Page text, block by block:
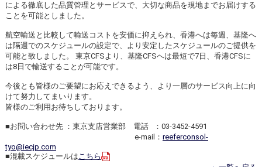
による徹底した品質管理とサービスで、大切な商品を現地までお届けする
ことを可能としました。
航空輸送と比較して輸送コストを安価に抑えられ、香港へは毎週、基隆へ
は隔週でのスケジュールの設定で、より安定したスケジュールのご提供を
可能と致しました。 東京CFSより、基隆CFSへは最短で7日、香港CFSに
は8日で輸送することが可能です。
今後とも皆様のご要望にお応えできるよう、より一層のサービス向上に向
けて努力してまいります。
皆様のご利用お待ちしております。
■お問い合わせ先 ：東京支店営業部 電話 ：03-3452-4591
e-mail： reeferconsol-
tyo@iecjp.com
■混載スケジュールはこちら